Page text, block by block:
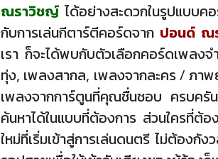
ณราวิชญ์ ได้อย่างสะดวกในรูปแบบ
กับการเล่นกีตาร์ตีคอร์ดจาก ปอนด์ ณ
เรา ก็จะได้พบกับตัวเลือกคอร์ดเพลงจ
ทุ่ง, เพลงสากล, เพลงจากละคร / ภา
เพลงจากการ์ตูนที่คุณชื่นชอบ ครบครั
ค้นหาได้ในแบบที่ต้องการ ส่วนใครที่ต้อ
ใหม่ที่เริ่มเข้าสู่การเล่นดนตรี ไม่ต้องกั